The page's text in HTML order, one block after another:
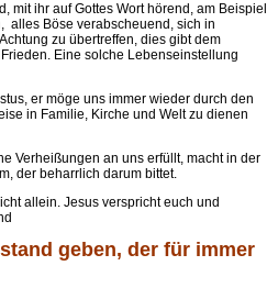
mit ihr auf Gottes Wort hörend, am Beispiel
alles Böse verabscheuend, sich in
zu übertreffen, dies gibt dem
Eine solche Lebenseinstellung
er möge uns immer wieder durch den
in Familie, Kirche und Welt zu dienen
Verheißungen an uns erfüllt, macht in der
der beharrlich darum bittet.
allein. Jesus verspricht euch und
geben, der für immer